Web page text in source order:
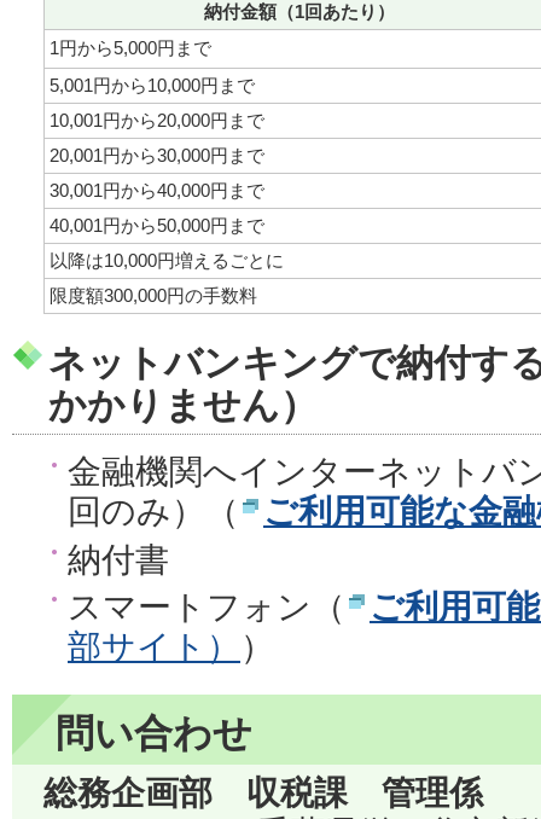
納付金額（1回あたり）
1円から5,000円まで
5,001円から10,000円まで
10,001円から20,000円まで
20,001円から30,000円まで
30,001円から40,000円まで
40,001円から50,000円まで
以降は10,000円増えるごとに
限度額300,000円の手数料
ネットバンキングで納付す
かかりません）
金融機関へインターネットバ
回のみ）（
ご利用可能な金
納付書
スマートフォン（
ご利用可
部サイト）
）
問い合わせ
総務企画部 収税課 管理係